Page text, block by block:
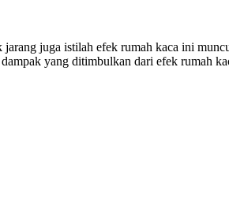
juga istilah efek rumah kaca ini
yang ditimbulkan dari efek rumah